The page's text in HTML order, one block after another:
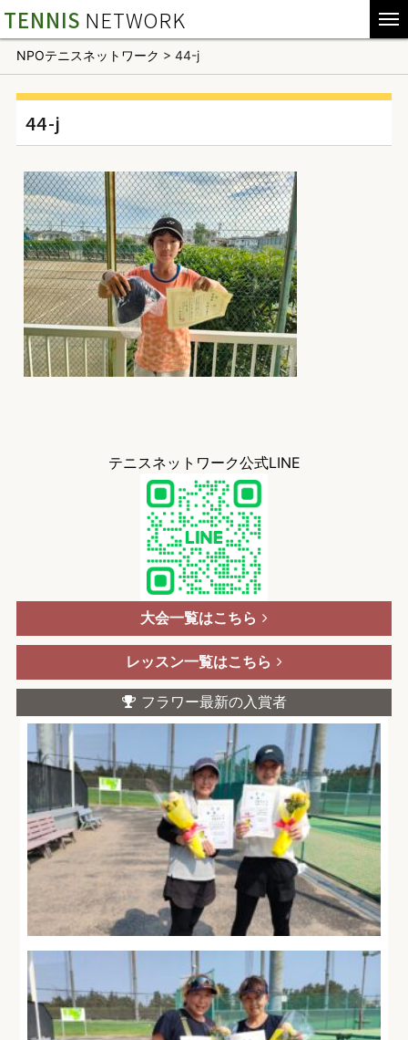
TENNIS NETWORK
NPOテニスネットワーク > 44-j
44-j
テニスネットワーク公式LINE
大会一覧はこちら
レッスン一覧はこちら
フラワー最新の入賞者